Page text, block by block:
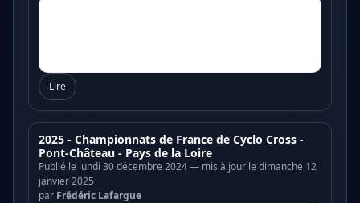
Lire
2025 - Championnats de France de Cyclo Cross -
Pont-Château - Pays de la Loire
Publié le lundi 30 décembre 2024 — mis à jour le dimanche 12
janvier 2025
par Frédéric Lafargue